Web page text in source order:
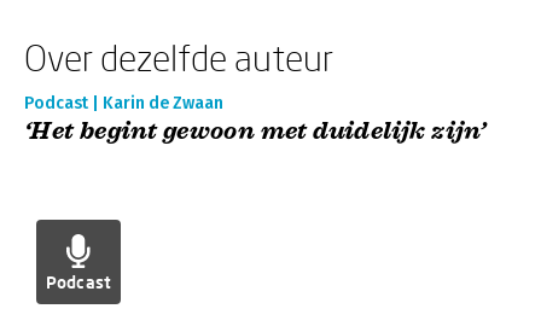
Over dezelfde auteur
Podcast | Karin de Zwaan
‘Het begint gewoon met duidelijk zijn’
Podcast